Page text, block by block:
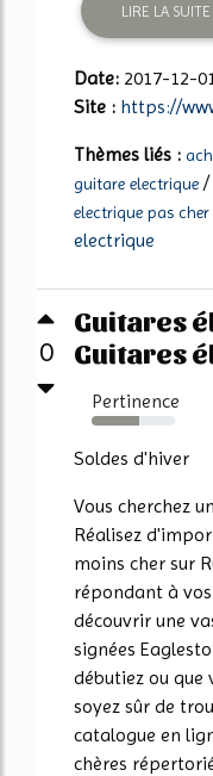
LIRE LA SUITE
Date: 2017-12-
Site : https://
Thèmes liés :
guitare electrique /
electrique pas cher
electrique
0
Guitares
Guitares
Pertinence
57%
Soldes d'hiver
Vous cherchez
Réalisez
moins cher sur
répondant à
découvrir une
signées
débutiez ou que
soyez sûr de
catalogue en
chères